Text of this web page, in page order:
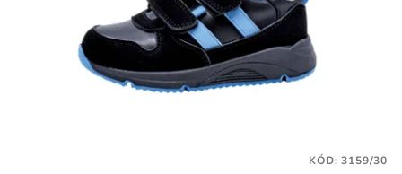
KÓD:3159/30